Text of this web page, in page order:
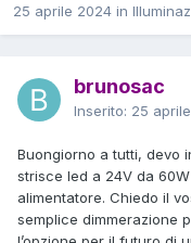
25 aprile 2024 in
brunosac
Inserito: 25
Buongiorno a tutti, devo
strisce led a 24V da
alimentatore. Chiedo il
semplice dimmerazione